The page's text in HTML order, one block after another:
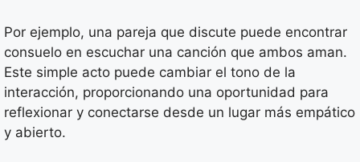
Por ejemplo, una pareja que discute puede encontrar
consuelo en escuchar una canción que ambos aman.
Este simple acto puede cambiar el tono de la
interacción, proporcionando una oportunidad para
reflexionar y conectarse desde un lugar más empático
y abierto.